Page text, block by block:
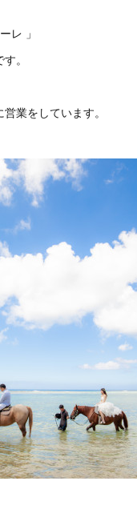
レ 」
。
業をしています。